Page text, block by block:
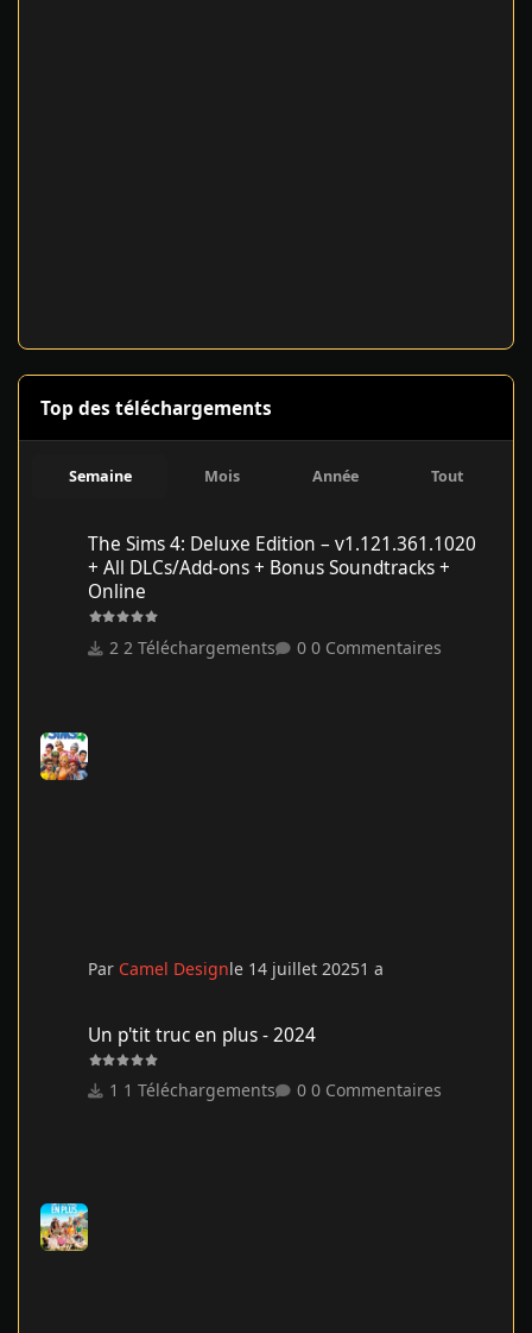
Top des téléchargements
Semaine Mois Année Tout
The Sims 4: Deluxe Edition – v1.121.361.1020
+ All DLCs/Add-ons + Bonus Soundtracks +
Online
2 Téléchargements 0 Commentaires
Par Camel Designle 14 juillet 20251 a
Un p'tit truc en plus - 2024
1 Téléchargements 0 Commentaires